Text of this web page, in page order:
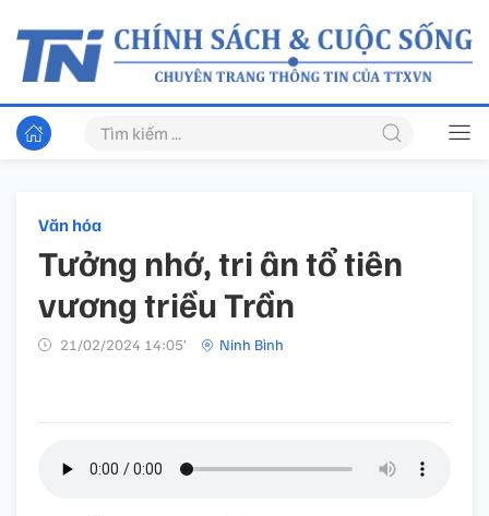
Văn hóa
Tưởng nhớ, tri ân tổ tiên
vương triều Trần
21/02/2024 14:05’ Ninh Bình